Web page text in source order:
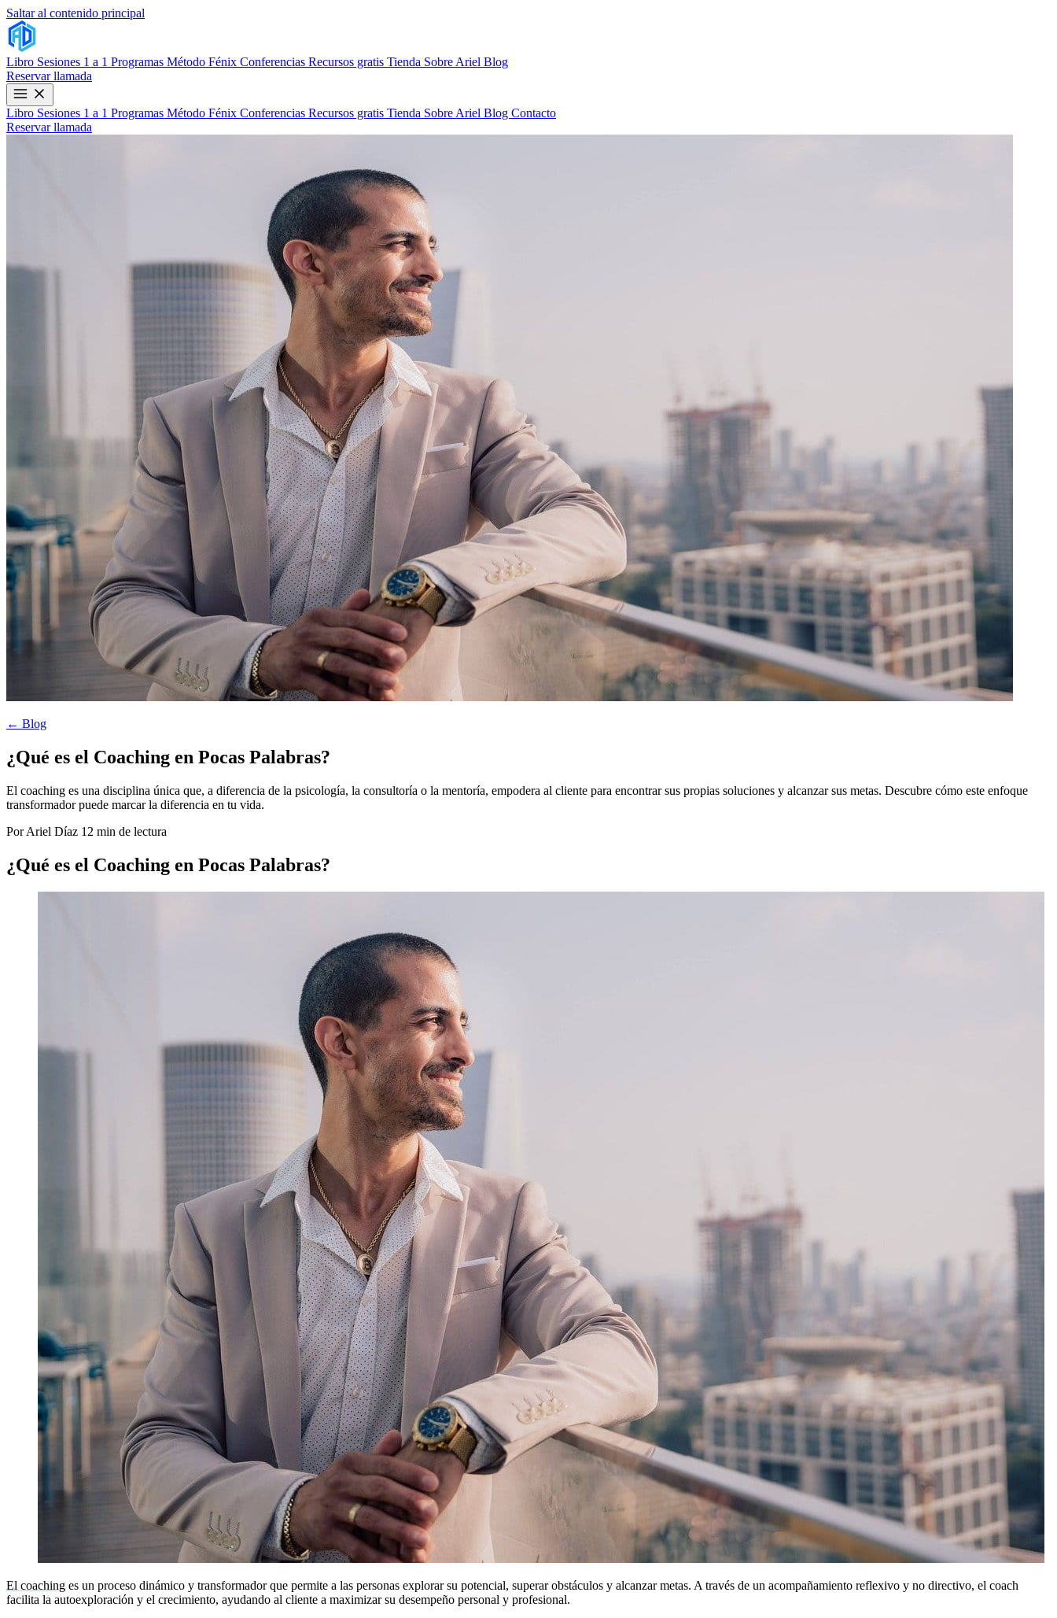
Saltar al contenido principal
Libro Sesiones 1 a 1 Programas Método Fénix Conferencias Recursos gratis Tienda Sobre Ariel Blog
Reservar llamada
Libro Sesiones 1 a 1 Programas Método Fénix Conferencias Recursos gratis Tienda Sobre Ariel Blog Contacto
Reservar llamada
← Blog
¿Qué es el Coaching en Pocas Palabras?
El coaching es una disciplina única que, a diferencia de la psicología, la consultoría o la mentoría, empodera al cliente para encontrar sus propias soluciones y alcanzar sus metas. Descubre cómo este enfoque
transformador puede marcar la diferencia en tu vida.
Por Ariel Díaz 12 min de lectura
¿Qué es el Coaching en Pocas Palabras?
El coaching es un proceso dinámico y transformador que permite a las personas explorar su potencial, superar obstáculos y alcanzar metas. A través de un acompañamiento reflexivo y no directivo, el coach
facilita la autoexploración y el crecimiento, ayudando al cliente a maximizar su desempeño personal y profesional.